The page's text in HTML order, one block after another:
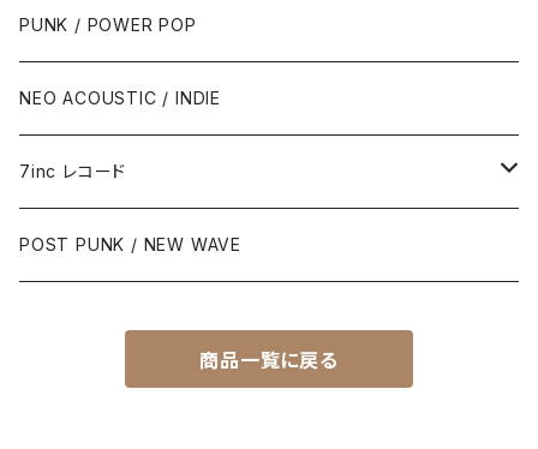
PUNK / POWER POP
NEO ACOUSTIC / INDIE
7inc レコード
PUNK / 2TONE
SKA / ROCK STEADY / REGGAE
POST PUNK / NEW WAVE
商品一覧に戻る